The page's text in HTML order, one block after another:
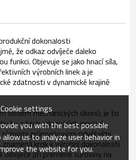
dokonalosti
že odkaz odvíječe daleko
funkci. Objevuje se jako hnací síla,
výrobních linek a je
zdatnosti v dynamické krajině
sledem mechanických úkonů; je to
a technologických inovací,
průmyslovými odvětvími.
krok k výrobní dokonalosti
odvíječe při přeměně suroviny na
Cookie settings
you with the best possible
allow us to analyze user behavior in
the website for you.